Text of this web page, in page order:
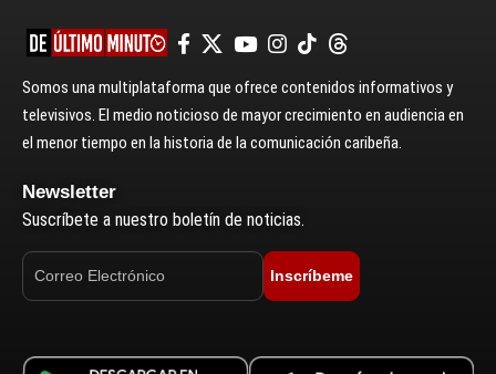
Somos una multiplataforma que ofrece contenidos informativos y
televisivos. El medio noticioso de mayor crecimiento en audiencia en
el menor tiempo en la historia de la comunicación caribeña.
Newsletter
Suscríbete a nuestro boletín de noticias.
Inscríbeme